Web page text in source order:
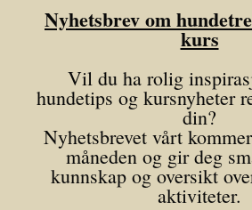
Nyhetsbrev om
kurs
Vil du ha rolig
hundetips og kursnyheter
din?
Nyhetsbrevet vårt
måneden og gir deg
kunnskap og oversikt
aktiviteter.